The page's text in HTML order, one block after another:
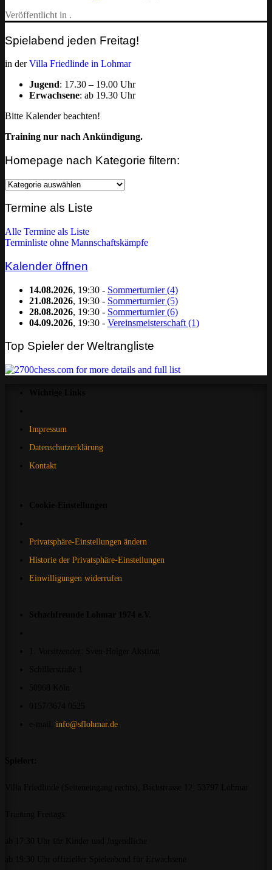
Veröffentlicht in .
Spielabend jeden Freitag!
in derVilla Friedlinde in Lohmar
Jugend: 17.30 – 19.00 Uhr
Erwachsene: ab 19.30 Uhr
Bitte Kalender beachten!
Training nur nach Ankündigung.
Homepage nach Kategorie filtern:
Homepage
Kategorie
Termine als Liste
Alle Termine als Liste
Terminliste ohne Mannschaftskämpfe
Kalender öffnen
14.08.2026, 19:30 - Sommerturnier (4)
21.08.2026, 19:30 - Sommerturnier (5)
28.08.2026, 19:30 - Sommerturnier (6)
04.09.2026, 19:30 - Vereinsmeisterschaft (1)
Top Spieler der Weltrangliste
Impressum
Datenschutzerklärung
Kontakt
Privatsphäre-Einstellungen ändern
Historie der Privatsphäre-Einstellungen
Einwilligungen widerrufen
info@sflohmar.de